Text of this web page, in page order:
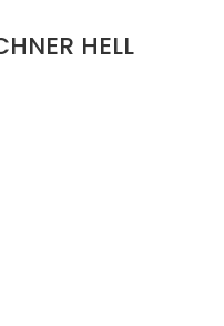
HELL